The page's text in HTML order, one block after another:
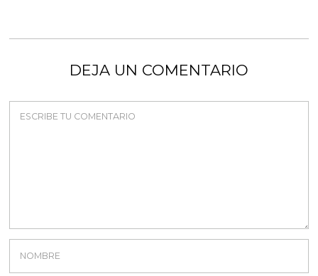
DEJA UN COMENTARIO